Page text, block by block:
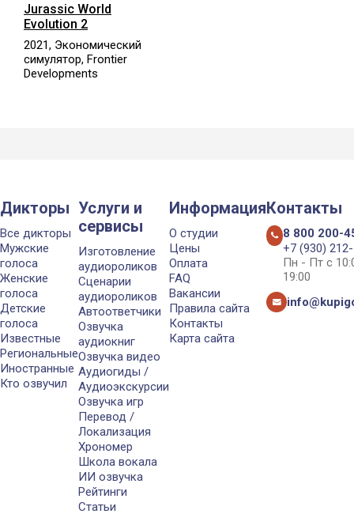
Jurassic World
Evolution 2
2021, Экономический
симулятор, Frontier
Developments
Дикторы
Все дикторы
Мужские
голоса
Женские
голоса
Детские
голоса
Известные
Региональные
Иностранные
Кто озвучил
Услуги и
сервисы
Изготовление
аудиороликов
Сценарии
аудиороликов
Автоответчики
Озвучка
аудиокниг
Озвучка видео
Аудиогиды /
Аудиоэкскурсии
Озвучка игр
Перевод /
Локализация
Хрономер
Школа вокала
ИИ озвучка
Рейтинги
Статьи
Информация
О студии
Цены
Оплата
FAQ
Вакансии
Правила сайта
Контакты
Карта сайта
Контакты
8 800 200-
+7 (930)
Пн - Пт с
19:00